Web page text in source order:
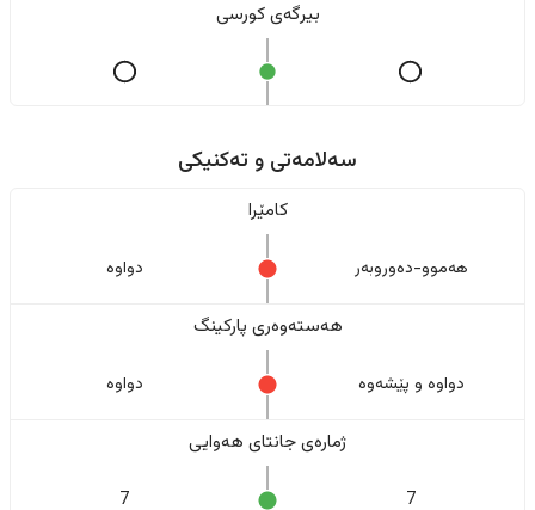
بیرگەی کورسی
سەلامەتی و تەکنیکی
کامێرا
هەموو-دەوروبەر دواوە
هەستەوەری پارکینگ
دواوە و پێشەوە دواوە
ژمارەی جانتای هەوایی
7
7